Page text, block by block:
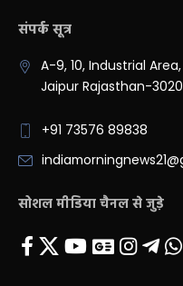
संपर्क सूत्र
A-9, 10, Industrial
Jaipur Rajasthan-
+91 73576 89838
सोशल मीडिया चैनल से जुड़े